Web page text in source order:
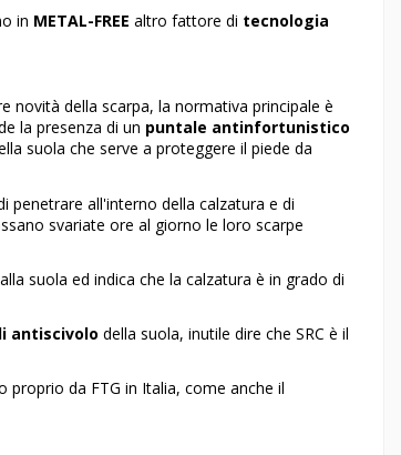
in METAL-FREE altro fattore di tecnologia
novità della scarpa, la normativa principale è
la presenza di un puntale antinfortunistico
suola che serve a proteggere il piede da
penetrare all'interno della calzatura e di
svariate ore al giorno le loro scarpe
suola ed indica che la calzatura è in grado di
antiscivolo della suola, inutile dire che SRC è il
proprio da FTG in Italia, come anche il